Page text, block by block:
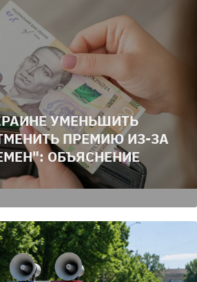
УМЕНЬШИТЬ
ПРЕМИЮ ИЗ-ЗА
ОБЪЯСНЕНИЕ